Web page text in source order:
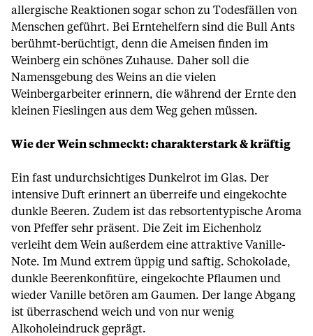
allergische Reaktionen sogar schon zu Todesfällen von
Menschen geführt. Bei Erntehelfern sind die Bull Ants
berühmt-berüchtigt, denn die Ameisen finden im
Weinberg ein schönes Zuhause. Daher soll die
Namensgebung des Weins an die vielen
Weinbergarbeiter erinnern, die während der Ernte den
kleinen Fieslingen aus dem Weg gehen müssen.
Wie der Wein schmeckt: charakterstark & kräftig
Ein fast undurchsichtiges Dunkelrot im Glas. Der
intensive Duft erinnert an überreife und eingekochte
dunkle Beeren. Zudem ist das rebsortentypische Aroma
von Pfeffer sehr präsent. Die Zeit im Eichenholz
verleiht dem Wein außerdem eine attraktive Vanille-
Note. Im Mund extrem üppig und saftig. Schokolade,
dunkle Beerenkonfitüre, eingekochte Pflaumen und
wieder Vanille betören am Gaumen. Der lange Abgang
ist überraschend weich und von nur wenig
Alkoholeindruck geprägt.